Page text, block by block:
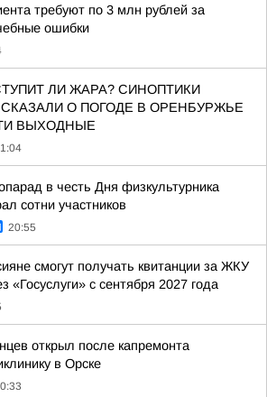
требуют по 3 млн рублей за
ошибки
ЛИ ЖАРА? СИНОПТИКИ
О ПОГОДЕ В ОРЕНБУРЖЬЕ
ВЫХОДНЫЕ
в честь Дня физкультурника
сотни участников
20:55
смогут получать квитанции за ЖКУ
«Госуслуги» с сентября 2027 года
открыл после капремонта
в Орске